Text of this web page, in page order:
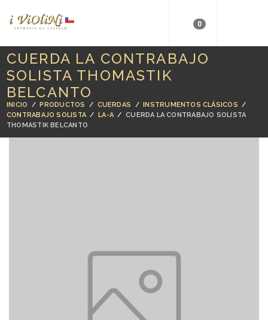
0
CUERDA LA CONTRABAJO
SOLISTA THOMASTIK
BELCANTO
INICIO /PRODUCTOS / CUERDAS /INSTRUMENTOS CLÁSICOS /
CONTRABAJO SOLISTA/LA-A/CUERDA LA CONTRABAJO SOLISTA
THOMASTIK BELCANTO